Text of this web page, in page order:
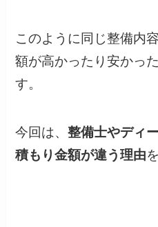
このように同じ整備内
額が高かったり安かっ
す。
今回は、整備士やディ
積もり金額が違う理由